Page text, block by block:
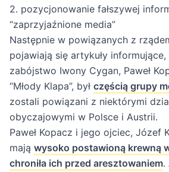
2. pozycjonowanie fałszywej
“zaprzyjaźnione media”
Następnie w powiązanych z
pojawiają się artykuły
zabójstwo Iwony Cygan, Paweł
“Młody Klapa”, był częścią grupy
zostali powiązani z niektórymi
obyczajowymi w Polsce i Austrii.
Paweł Kopacz i jego ojciec, Józef
mają wysoko postawioną krewną
chroniła ich przed aresztowaniem.